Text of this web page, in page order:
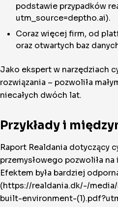
podstawie przypadków
utm_source=deptho.ai).
Coraz więcej firm, od
oraz otwartych baz
Jako ekspert w narzędziach
rozwiązania – pozwoliła
niecałych dwóch lat.
Przykłady i
Raport Realdania dotyczący
przemysłowego pozwoliła
Efektem była bardziej
(https://realdania.dk/-/
built-environment-